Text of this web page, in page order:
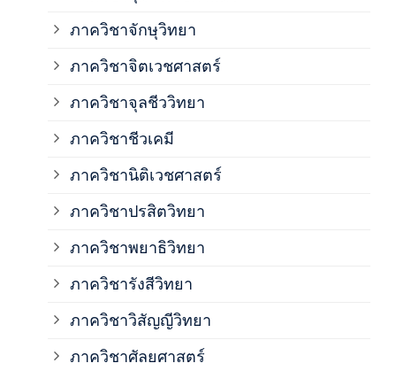
ภาควิชาจักษุวิทยา
ภาควิชาจิตเวชศาสตร์
ภาควิชาจุลชีววิทยา
ภาควิชาชีวเคมี
ภาควิชานิติเวชศาสตร์
ภาควิชาปรสิตวิทยา
ภาควิชาพยาธิวิทยา
ภาควิชารังสีวิทยา
ภาควิชาวิสัญญีวิทยา
ภาควิชาศัลยศาสตร์